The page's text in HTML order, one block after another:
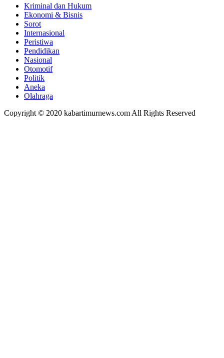
Kriminal dan Hukum
Ekonomi & Bisnis
Sorot
Internasional
Peristiwa
Pendidikan
Nasional
Otomotif
Politik
Aneka
Olahraga
Copyright © 2020 kabartimurnews.com All Rights Reserved